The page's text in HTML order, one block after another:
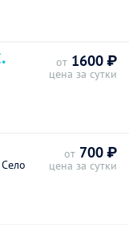
от 1600 ₽
цена за сутки
от 700 ₽
цена за сутки